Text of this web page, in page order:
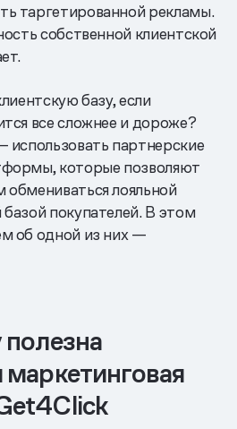
таргетированной рекламы.
собственной клиентской
базу, если
все сложнее и дороже?
партнерские
которые позволяют
лояльной
покупателей. В этом
об одной из них —
маркетинговая